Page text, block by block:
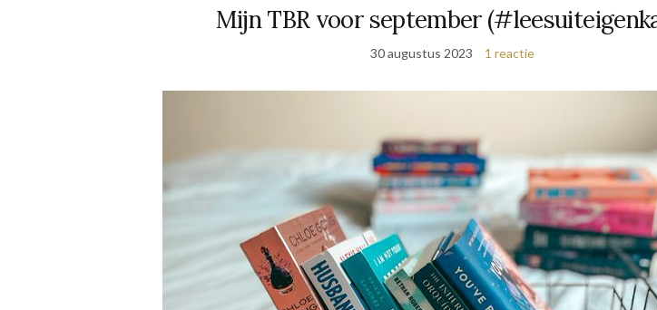
Mijn TBR voor september
30 augustus 2023 1 reactie